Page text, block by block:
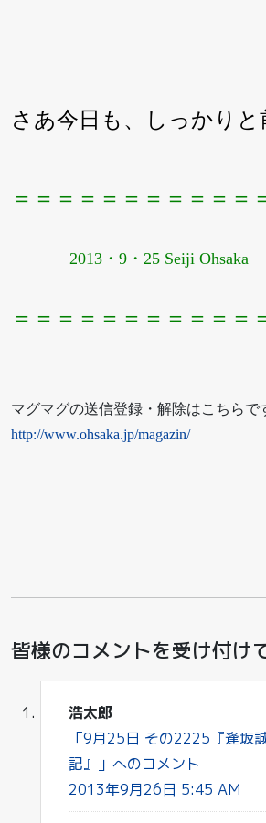
さあ今日も、しっかりと
＝＝＝＝＝＝＝＝＝＝＝
2013・9・25 Seiji Ohsaka
＝＝＝＝＝＝＝＝＝＝＝
マグマグの送信登録・解除はこちらで
http://www.ohsaka.jp/magazin/
皆様のコメントを受け付け
浩太郎
「9月25日 その2225『逢坂
記』」へのコメント
2013年9月26日 5:45 AM